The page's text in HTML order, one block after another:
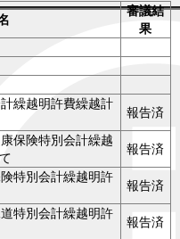
審議結
果
繰越明許費繰越計
報告済
保険特別会計繰越
報告済
特別会計繰越明許
報告済
特別会計繰越明許
報告済